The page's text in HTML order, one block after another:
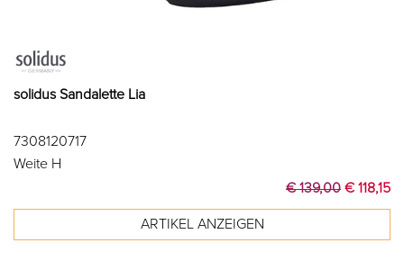
solidus Sandalette Lia
7308120717
Weite H
€ 139,00 € 118,15